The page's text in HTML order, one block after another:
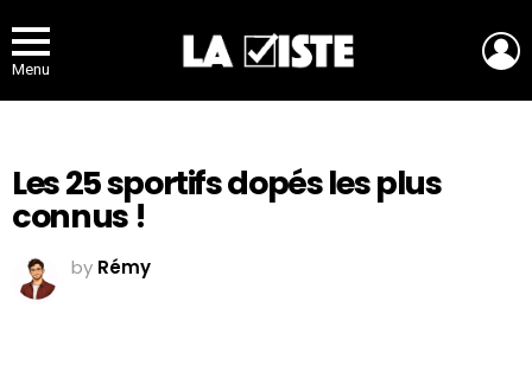
Menu
Les 25 sportifs dopés les plus
connus !
by Rémy